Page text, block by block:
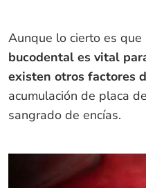
Aunque lo cierto es que
bucodental es vital
existen otros factores
acumulación de placa
sangrado de encías.